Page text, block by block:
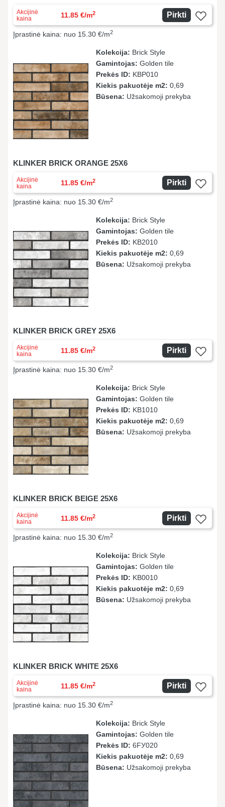
Akcijinė
kaina
11.85 €/m2 Pirkti
Įprastinė kaina: nuo 15.30 €/m2
Kolekcija: Brick Style
Gamintojas: Golden tile
Prekės ID: KBР010
Kiekis pakuotėje m2: 0,69
Būsena: Užsakomoji prekyba
KLINKER BRICK ORANGE 25X6
Akcijinė
kaina
11.85 €/m2 Pirkti
Įprastinė kaina: nuo 15.30 €/m2
Kolekcija: Brick Style
Gamintojas: Golden tile
Prekės ID: KB2010
Kiekis pakuotėje m2: 0,69
Būsena: Užsakomoji prekyba
KLINKER BRICK GREY 25X6
Akcijinė
kaina
11.85 €/m2 Pirkti
Įprastinė kaina: nuo 15.30 €/m2
Kolekcija: Brick Style
Gamintojas: Golden tile
Prekės ID: KB1010
Kiekis pakuotėje m2: 0,69
Būsena: Užsakomoji prekyba
KLINKER BRICK BEIGE 25X6
Akcijinė
kaina
11.85 €/m2 Pirkti
Įprastinė kaina: nuo 15.30 €/m2
Kolekcija: Brick Style
Gamintojas: Golden tile
Prekės ID: KB0010
Kiekis pakuotėje m2: 0,69
Būsena: Užsakomoji prekyba
KLINKER BRICK WHITE 25X6
Akcijinė
kaina
11.85 €/m2 Pirkti
Įprastinė kaina: nuo 15.30 €/m2
Kolekcija: Brick Style
Gamintojas: Golden tile
Prekės ID: 6FУ020
Kiekis pakuotėje m2: 0,69
Būsena: Užsakomoji prekyba